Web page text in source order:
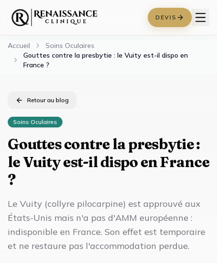
DEVIS
Accueil
Soins Oculaires
Gouttes contre la presbytie : le Vuity est-il dispo en
France ?
Retour au blog
Soins Oculaires
Gouttes contre la presbytie :
le Vuity est-il dispo en France
?
Le Vuity (collyre pilocarpine) est approuvé aux
États-Unis mais n'a pas d'AMM européenne :
indisponible en France. Son effet est temporaire
et ne restaure pas l'accommodation perdue.